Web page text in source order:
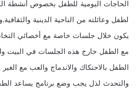
الحاجات اليومية للطفل بخصوص أنشطة
لطفل وعائلته من الناحية الدينية
يكون خلال جلسات خاصة مع أخصائي
مع الطفل خارج هذه الجلسات في البيت
الطفل بالاحتكاك والاندماج والعب مع
والتحدث لذل يجب وضع برنامج يساعد